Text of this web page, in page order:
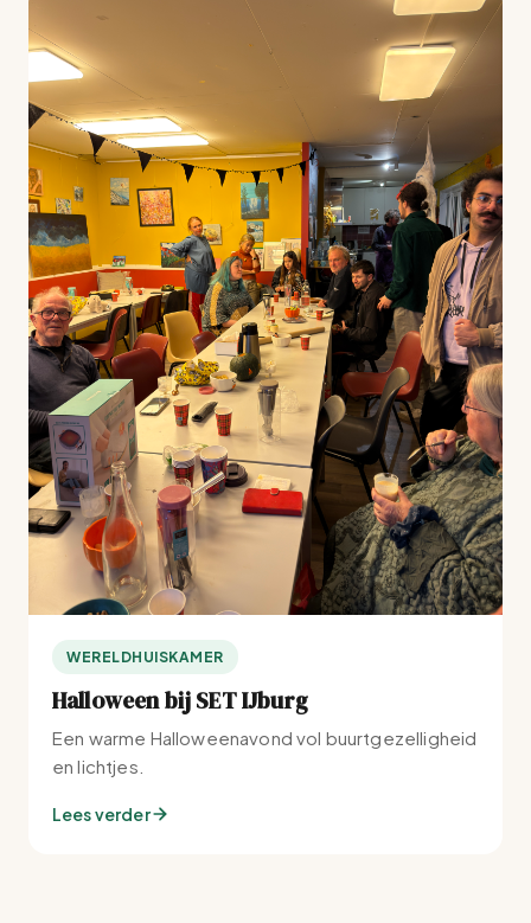
WERELDHUISKAMER
Halloween bij SET IJburg
Een warme Halloweenavond vol buurtgezelligheid
en lichtjes.
Lees verder